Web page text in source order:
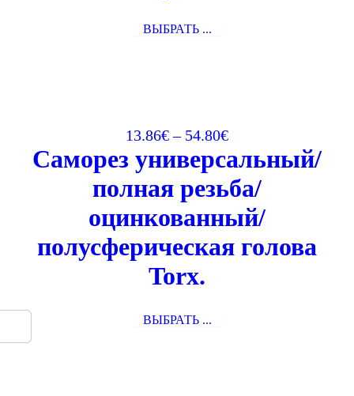
ВЫБРАТЬ ...
13.86€– 54.80€
Саморез универсальный/
полная резьба/
оцинкованный/
полусферическая голова
Torx.
ВЫБРАТЬ ...